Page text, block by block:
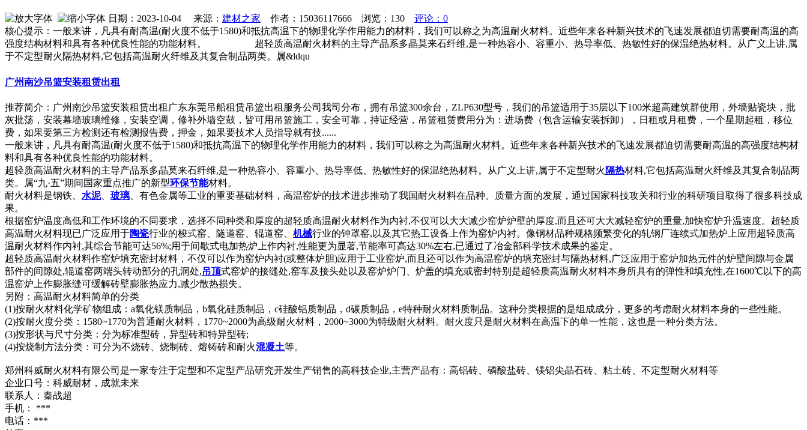
日期：2023-10-04 来源： 建材之家 作者：15036117666 浏览： 130
评论：0
核心提示：一般来讲，凡具有耐高温(耐火度不低于1580)和抵抗高温下的物理化学作用能力的材料，我们可以称之为高温耐火材料。近些年来各种新兴技术的飞速发展都迫切需要耐高温的高
强度结构材料和具有各种优良性能的功能材料。 超轻质高温耐火材料的主导产品系多晶莫来石纤维,是一种热容小、容重小、热导率低、热敏性好的保温绝热材料。从广义上讲,属
于不定型耐火隔热材料,它包括高温耐火纤维及其复合制品两类。属&ldqu
广州南沙吊篮安装租赁出租
推荐简介：广州南沙吊篮安装租赁出租广东东莞吊船租赁吊篮出租服务公司我司分布，拥有吊篮300余台，ZLP630型号，我们的吊篮适用于35层以下100米超高建筑群使用，外墙贴瓷块，批
灰批荡，安装幕墙玻璃维修，安装空调，修补外墙空鼓，皆可用吊篮施工，安全可靠，持证经营，吊篮租赁费用分为：进场费（包含运输安装拆卸），日租或月租费，一个星期起租，移位
费，如果要第三方检测还有检测报告费，押金，如果要技术人员指导就有技......
一般来讲，凡具有耐高温(耐火度不低于1580)和抵抗高温下的物理化学作用能力的材料，我们可以称之为高温耐火材料。近些年来各种新兴技术的飞速发展都迫切需要耐高温的高强度结构材
料和具有各种优良性能的功能材料。
超轻质高温耐火材料的主导产品系多晶莫来石纤维,是一种热容小、容重小、热导率低、热敏性好的保温绝热材料。从广义上讲,属于不定型耐火 隔热材料,它包括高温耐火纤维及其复合制品两
类。属“九·五”期间国家重点推广的新型环保节能材料。
耐火材料是钢铁、 水泥、 玻璃 、有色金属等工业的重要基础材料，高温窑炉的技术进步推动了我国耐火材料在品种、质量方面的发展，通过国家科技攻关和行业的科研项目取得了很多科技成
果。
根据窑炉温度高低和工作环境的不同要求，选择不同种类和厚度的超轻质高温耐火材料作为内衬,不仅可以大大减少窑炉炉壁的厚度,而且还可大大减轻窑炉的重量,加快窑炉升温速度。超轻质
高温耐火材料现已广泛应用于陶瓷行业的梭式窑、隧道窑、辊道窑、 机械行业的钟罩窑,以及其它热工设备上作为窑炉内衬。像钢材品种规格频繁变化的轧钢厂连续式加热炉上应用超轻质高
温耐火材料作内衬,其综合节能可达56%;用于间歇式电加热炉上作内衬,性能更为显著,节能率可高达30%左右,已通过了冶金部科学技术成果的鉴定。
超轻质高温耐火材料作窑炉填充密封材料，不仅可以作为窑炉内衬(或整体炉胆)应用于工业窑炉,而且还可以作为高温窑炉的填充密封与隔热材料,广泛应用于窑炉加热元件的炉壁间隙与金属
部件的间隙处,辊道窑两端头转动部分的孔洞处,吊顶式窑炉的接缝处,窑车及接头处以及窑炉炉门、炉盖的填充或密封特别是超轻质高温耐火材料本身所具有的弹性和填充性,在1600℃以下的高
温窑炉上作膨胀缝可缓解砖壁膨胀热应力,减少散热损失。
另附：高温耐火材料简单的分类
(1)按耐火材料化学矿物组成：a氧化镁质制品，b氧化硅质制品，c硅酸铝质制品，d碳质制品，e特种耐火材料质制品。这种分类根据的是组成成分，更多的考虑耐火材料本身的一些性能。
(2)按耐火度分类：1580~1770为普通耐火材料，1770~2000为高级耐火材料，2000~3000为特级耐火材料。耐火度只是耐火材料在高温下的单一性能，这也是一种分类方法。
(3)按形状与尺寸分类：分为标准型砖，异型砖和特异型砖;
(4)按烧制方法分类：可分为不烧砖、烧制砖、熔铸砖和耐火混凝土等。
郑州科威耐火材料有限公司是一家专注于定型和不定型产品研究开发生产销售的高科技企业,主营产品有：高铝砖、磷酸盐砖、镁铝尖晶石砖、粘土砖、不定型耐火材料等
企业口号：科威耐材，成就未来
联系人：秦战超
手机： ***
电话：***